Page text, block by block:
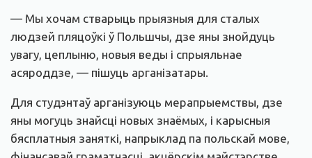
— Мы хочам стварыць прыязныя для сталых
людзей пляцоўкі ў Польшчы, дзе яны знойдуць
увагу, цеплыню, новыя веды і спрыяльнае
асяроддзе, — пішуць арганізатары.
Для студэнтаў арганізуюць мерапрыемствы, дзе
яны могуць знайсці новых знаёмых, і карысныя
бясплатныя заняткі, напрыклад па польскай мове,